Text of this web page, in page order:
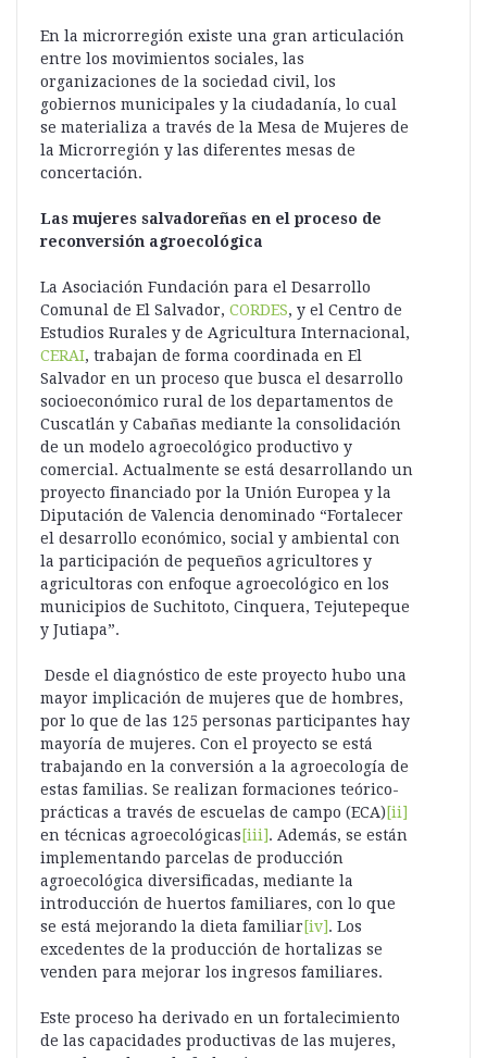
En la microrregión existe una gran articulación
entre los movimientos sociales, las
organizaciones de la sociedad civil, los
gobiernos municipales y la ciudadanía, lo cual
se materializa a través de la Mesa de Mujeres de
la Microrregión y las diferentes mesas de
concertación.
Las mujeres salvadoreñas en el proceso de
reconversión agroecológica
La Asociación Fundación para el Desarrollo
Comunal de El Salvador, CORDES, y el Centro de
Estudios Rurales y de Agricultura Internacional,
CERAI, trabajan de forma coordinada en El
Salvador en un proceso que busca el desarrollo
socioeconómico rural de los departamentos de
Cuscatlán y Cabañas mediante la consolidación
de un modelo agroecológico productivo y
comercial. Actualmente se está desarrollando un
proyecto financiado por la Unión Europea y la
Diputación de Valencia denominado “Fortalecer
el desarrollo económico, social y ambiental con
la participación de pequeños agricultores y
agricultoras con enfoque agroecológico en los
municipios de Suchitoto, Cinquera, Tejutepeque
y Jutiapa”.
Desde el diagnóstico de este proyecto hubo una
mayor implicación de mujeres que de hombres,
por lo que de las 125 personas participantes hay
mayoría de mujeres. Con el proyecto se está
trabajando en la conversión a la agroecología de
estas familias. Se realizan formaciones teórico-
prácticas a través de escuelas de campo (ECA) [ii]
en técnicas agroecológicas [iii]. Además, se están
implementando parcelas de producción
agroecológica diversificadas, mediante la
introducción de huertos familiares, con lo que
se está mejorando la dieta familiar [iv]. Los
excedentes de la producción de hortalizas se
venden para mejorar los ingresos familiares.
Este proceso ha derivado en un fortalecimiento
de las capacidades productivas de las mujeres,